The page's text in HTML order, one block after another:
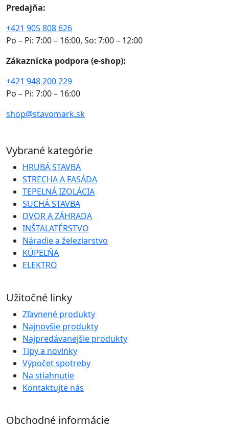
Predajňa:
+421 905 808 626
Po – Pi: 7:00 – 16:00, So: 7:00 – 12:00
Zákaznícka podpora (e-shop):
+421 948 200 229
Po – Pi: 7:00 – 16:00
shop@stavomark.sk
Vybrané kategórie
HRUBÁ STAVBA
STRECHA A FASÁDA
TEPELNÁ IZOLÁCIA
SUCHÁ STAVBA
DVOR A ZÁHRADA
INŠTALATÉRSTVO
Náradie a železiarstvo
KÚPEĽŇA
ELEKTRO
Užitočné linky
Zľavnené produkty
Najnovšie produkty
Najpredávanejšie produkty
Tipy a novinky
Výpočet spotreby
Na stiahnutie
Kontaktujte nás
Obchodné informácie